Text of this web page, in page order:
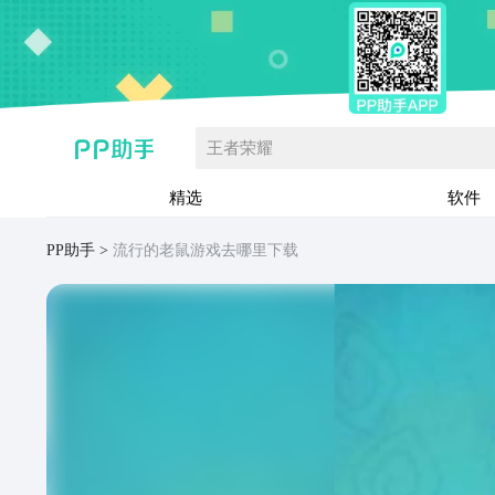
王者荣耀
精选 软件
PP助手 流行的老鼠游戏去哪里下载